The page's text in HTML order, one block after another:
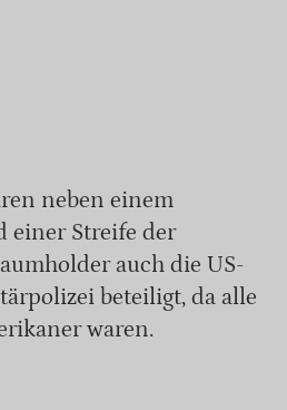
neben einem
einer Streife der
auch die US-
beteiligt, da alle
waren.